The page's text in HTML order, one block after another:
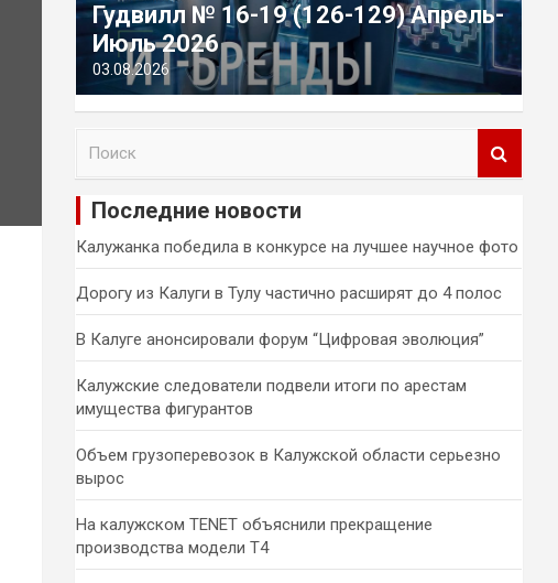
Гудвилл № 16-19 (126-129) Апрель-
Июль 2026
03.08.2026
и
Последние новости
Калужанка победила в конкурсе на лучшее научное фото
Дорогу из Калуги в Тулу частично расширят до 4 полос
В Калуге анонсировали форум “Цифровая эволюция”
Калужские следователи подвели итоги по арестам
имущества фигурантов
Объем грузоперевозок в Калужской области серьезно
вырос
На калужском TENET объяснили прекращение
производства модели T4